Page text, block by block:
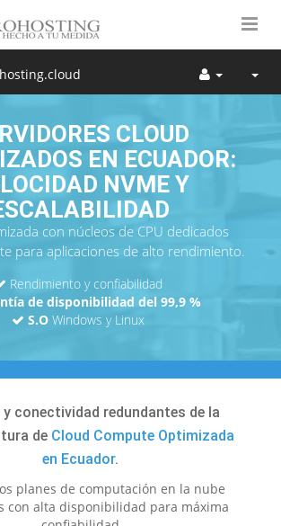
CLOUD
EN ECUADOR:
NVME Y
con núcleos de CPU dedicados
para aplicaciones de alto rendimiento.
Rendimiento y confiabilidad
de disponibilidad del 99,9 %
S.OWindows y Linux
conectividad redundantes de la
de Cloud Compute Optimizada
en Ecuador.
planes de computación en la nube
con alta disponibilidad para máxima